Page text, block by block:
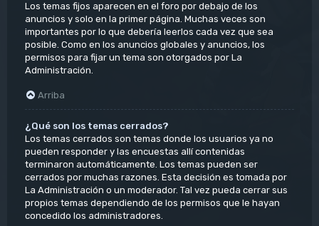
Los temas fijos aparecen en el foro por debajo de los
anuncios y solo en la primer página. Muchas veces son
importantes por lo que debería leerlos cada vez que sea
posible. Como en los anuncios globales y anuncios, los
permisos para fijar un tema son otorgados por La
Administración.
Arriba
¿Qué son los temas cerrados?
Los temas cerrados son temas donde los usuarios ya no
pueden responder y las encuestas allí contenidas
terminaron automáticamente. Los temas pueden ser
cerrados por muchas razones. Esta decisión es tomada por
La Administración o un moderador. Tal vez pueda cerrar sus
propios temas dependiendo de los permisos que le hayan
concedido los administradores.